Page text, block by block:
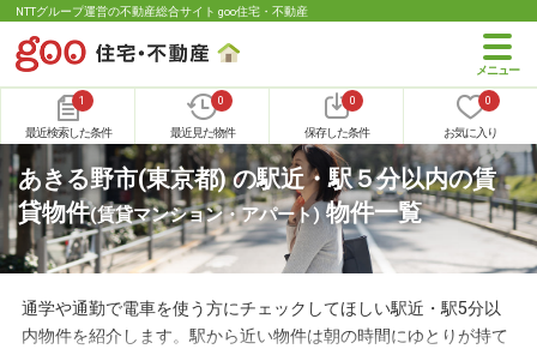
NTTグループ運営の不動産総合サイト goo住宅・不動産
1
最近検索した条件
0
最近見た物件
0
保存した条件
0
お気に入り
あきる野市(東京都) の駅近・駅５分以内の賃
貸物件(賃貸マンション・アパート)物件一覧
通学や通勤で電車を使う方にチェックしてほしい駅近・駅5分以
内物件を紹介します。駅から近い物件は朝の時間にゆとりが持て